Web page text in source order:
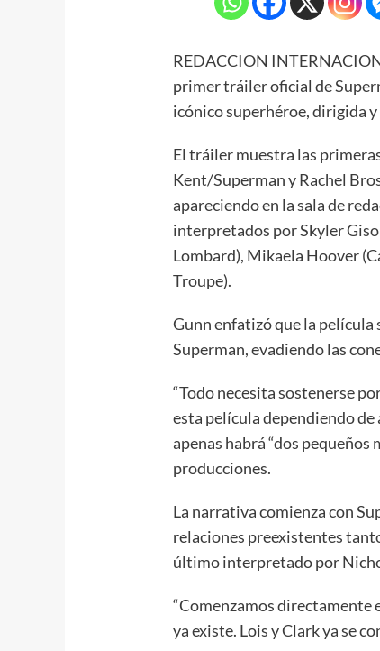
REDACCION
primer tráiler oficial de
icónico superhéroe, dirigida
El tráiler muestra las
Kent/Superman y Rachel
apareciendo en la sala de
interpretados por Skyler
Lombard), Mikaela Hoover
Troupe).
Gunn enfatizó que la película
Superman, evadiendo las
“Todo necesita sostenerse
esta película dependiendo de
apenas habrá “dos
producciones.
La narrativa comienza con
relaciones preexistentes
último interpretado por
“Comenzamos directamente
ya existe. Lois y Clark ya se